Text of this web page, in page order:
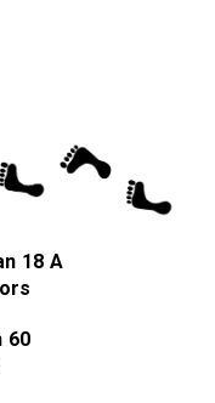
18 A
60